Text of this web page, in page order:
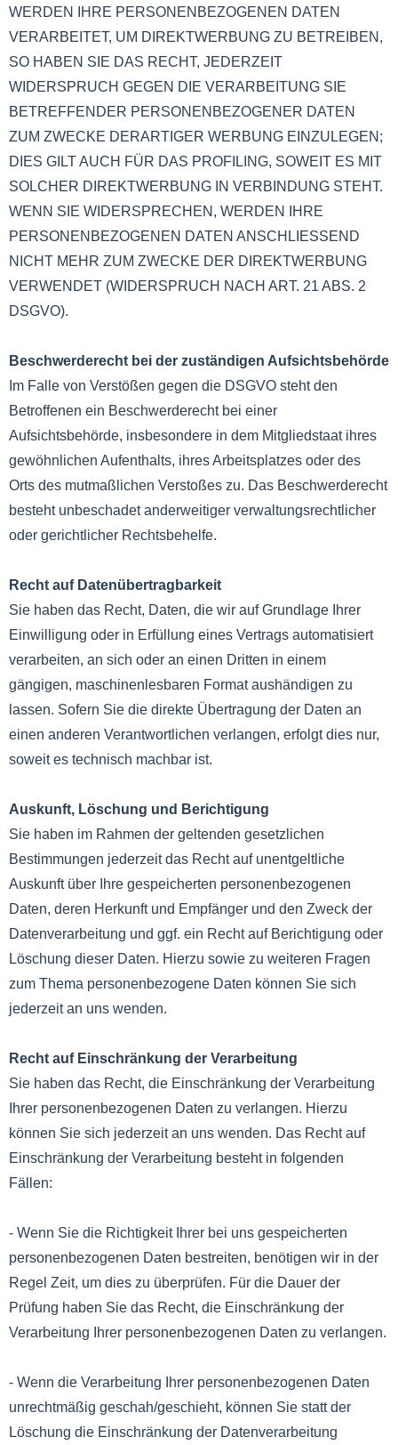
WERDEN IHRE PERSONENBEZOGENEN DATEN
VERARBEITET, UM DIREKTWERBUNG ZU BETREIBEN,
SO HABEN SIE DAS RECHT, JEDERZEIT
WIDERSPRUCH GEGEN DIE VERARBEITUNG SIE
BETREFFENDER PERSONENBEZOGENER DATEN
ZUM ZWECKE DERARTIGER WERBUNG EINZULEGEN;
DIES GILT AUCH FÜR DAS PROFILING, SOWEIT ES MIT
SOLCHER DIREKTWERBUNG IN VERBINDUNG STEHT.
WENN SIE WIDERSPRECHEN, WERDEN IHRE
PERSONENBEZOGENEN DATEN ANSCHLIESSEND
NICHT MEHR ZUM ZWECKE DER DIREKTWERBUNG
VERWENDET (WIDERSPRUCH NACH ART. 21 ABS. 2
DSGVO).
Beschwerderecht bei der zuständigen Aufsichtsbehörde
Im Falle von Verstößen gegen die DSGVO steht den
Betroffenen ein Beschwerderecht bei einer
Aufsichtsbehörde, insbesondere in dem Mitgliedstaat ihres
gewöhnlichen Aufenthalts, ihres Arbeitsplatzes oder des
Orts des mutmaßlichen Verstoßes zu. Das Beschwerderecht
besteht unbeschadet anderweitiger verwaltungsrechtlicher
oder gerichtlicher Rechtsbehelfe.
Recht auf Datenübertragbarkeit
Sie haben das Recht, Daten, die wir auf Grundlage Ihrer
Einwilligung oder in Erfüllung eines Vertrags automatisiert
verarbeiten, an sich oder an einen Dritten in einem
gängigen, maschinenlesbaren Format aushändigen zu
lassen. Sofern Sie die direkte Übertragung der Daten an
einen anderen Verantwortlichen verlangen, erfolgt dies nur,
soweit es technisch machbar ist.
Auskunft, Löschung und Berichtigung
Sie haben im Rahmen der geltenden gesetzlichen
Bestimmungen jederzeit das Recht auf unentgeltliche
Auskunft über Ihre gespeicherten personenbezogenen
Daten, deren Herkunft und Empfänger und den Zweck der
Datenverarbeitung und ggf. ein Recht auf Berichtigung oder
Löschung dieser Daten. Hierzu sowie zu weiteren Fragen
zum Thema personenbezogene Daten können Sie sich
jederzeit an uns wenden.
Recht auf Einschränkung der Verarbeitung
Sie haben das Recht, die Einschränkung der Verarbeitung
Ihrer personenbezogenen Daten zu verlangen. Hierzu
können Sie sich jederzeit an uns wenden. Das Recht auf
Einschränkung der Verarbeitung besteht in folgenden
Fällen:
- Wenn Sie die Richtigkeit Ihrer bei uns gespeicherten
personenbezogenen Daten bestreiten, benötigen wir in der
Regel Zeit, um dies zu überprüfen. Für die Dauer der
Prüfung haben Sie das Recht, die Einschränkung der
Verarbeitung Ihrer personenbezogenen Daten zu verlangen.
- Wenn die Verarbeitung Ihrer personenbezogenen Daten
unrechtmäßig geschah/geschieht, können Sie statt der
Löschung die Einschränkung der Datenverarbeitung